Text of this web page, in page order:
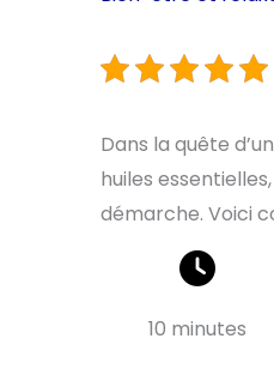
Dans la quête
huiles
démarche. Voici
10 minutes